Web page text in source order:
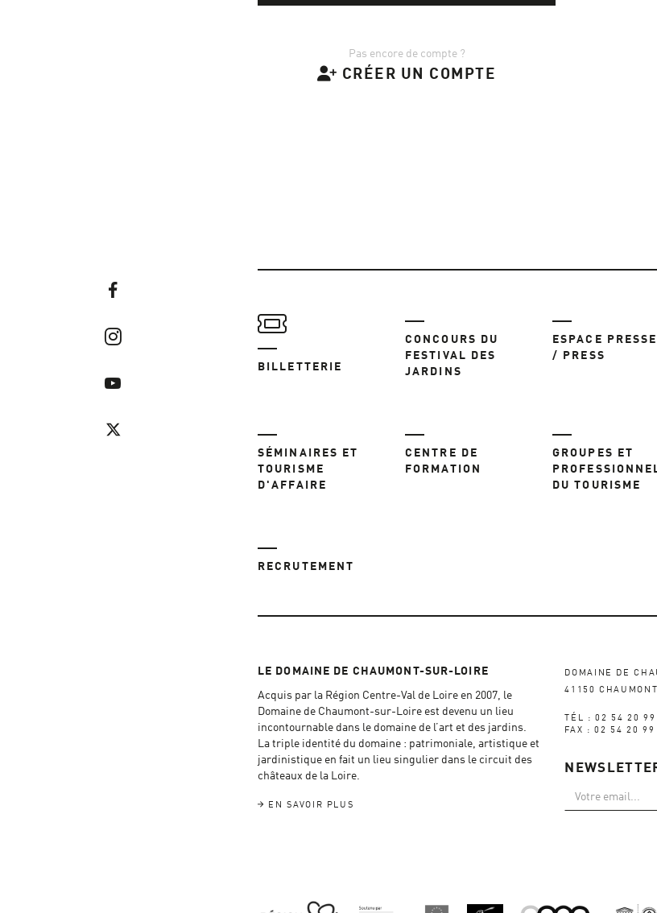
Pas encore de compte ?
CRÉER UN COMPTE
BILLETTERIE
CONCOURS DU
FESTIVAL DES
JARDINS
ESPACE PRESSE
/ PRESS
SÉMINAIRES ET
TOURISME
D'AFFAIRE
CENTRE DE
FORMATION
GROUPES ET
DU TOURISME
RECRUTEMENT
LE DOMAINE DE CHAUMONT-SUR-LOIRE
Acquis par la Région Centre-Val de Loire en 2007, le
Domaine de Chaumont-sur-Loire est devenu un lieu
incontournable dans le domaine de l’art et des jardins.
La triple identité du domaine : patrimoniale, artistique et
jardinistique en fait un lieu singulier dans le circuit des
châteaux de la Loire.
EN SAVOIR PLUS
DOMAINE DE
41150
TÉL : 02 54 20 99
FAX : 02 54 20 99